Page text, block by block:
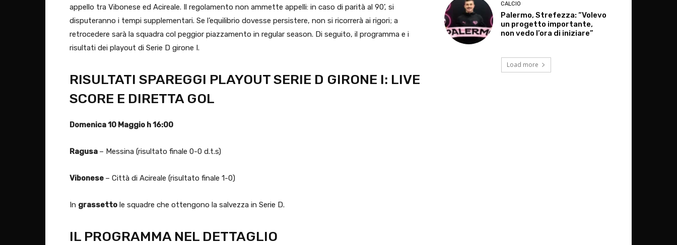
appello tra Vibonese ed Acireale. Il regolamento non ammette appelli: in caso di parità al 90’, si
disputeranno i tempi supplementari. Se l’equilibrio dovesse persistere, non si ricorrerà ai rigori; a
retrocedere sarà la squadra col peggior piazzamento in regular season. Di seguito, il programma e i
risultati dei playout di Serie D girone I.
RISULTATI SPAREGGI PLAYOUT SERIE D GIRONE I: LIVE
SCORE E DIRETTA GOL
Domenica 10 Maggio h 16:00
Ragusa – Messina (risultato finale 0-0 d.t.s)
Vibonese – Città di Acireale (risultato finale 1-0)
In grassetto le squadre che ottengono la salvezza in Serie D.
IL PROGRAMMA NEL DETTAGLIO
CALCIO
Palermo, Strefezza: “Volevo
un progetto importante,
non vedo l’ora di iniziare”
Load more